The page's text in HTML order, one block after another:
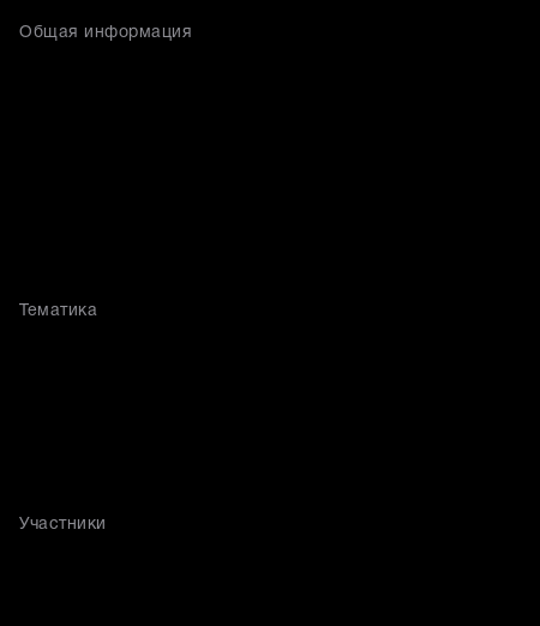
Общая информация
Тематика
Участники